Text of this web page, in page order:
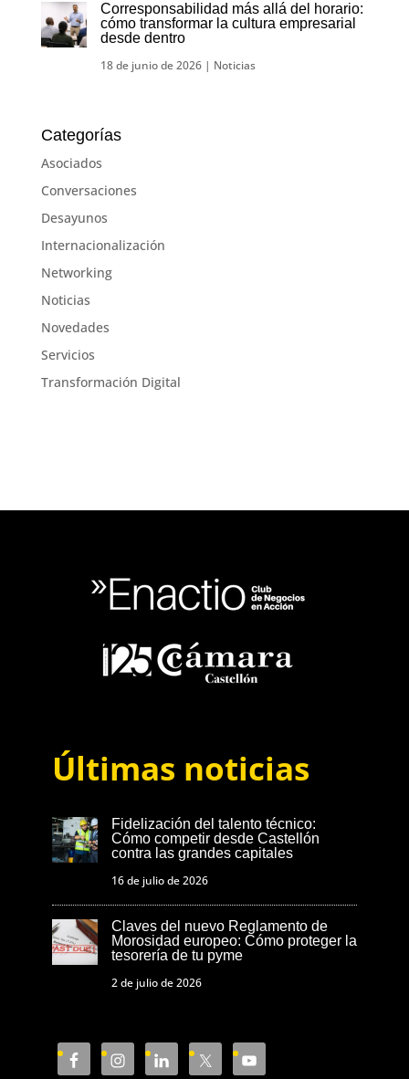
Corresponsabilidad más allá del horario:
cómo transformar la cultura empresarial
desde dentro
18 de junio de 2026| Noticias
Categorías
Asociados
Conversaciones
Desayunos
Internacionalización
Networking
Noticias
Novedades
Servicios
Transformación Digital
Últimas noticias
Fidelización del talento técnico:
Cómo competir desde Castellón
contra las grandes capitales
16 de julio de 2026
Claves del nuevo Reglamento de
Morosidad europeo: Cómo proteger la
tesorería de tu pyme
2 de julio de 2026